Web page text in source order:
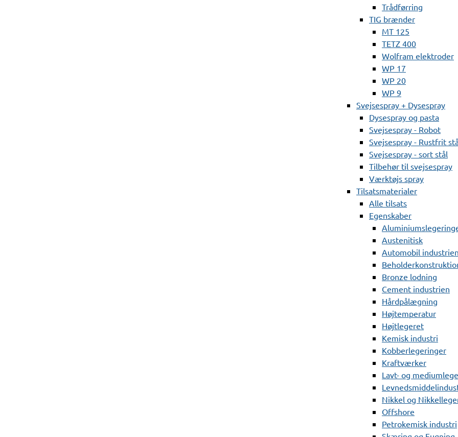
Trådførring
TIG brænder
MT 125
TETZ 400
Wolfram elektroder
WP 17
WP 20
WP 9
Svejsespray + Dysespray
Dysespray og pasta
Svejsespray - Robot
Svejsespray - Rustfrit
Svejsespray - sort stål
Tilbehør til svejsespray
Værktøjs spray
Tilsatsmaterialer
Alle tilsats
Egenskaber
Austenitisk
Automobil industrien
Bronze lodning
Cement industrien
Hårdpålægning
Højtemperatur
Højtlegeret
Kemisk industri
Kobberlegeringer
Kraftværker
Lavt- og
Nikkel og
Offshore
Petrokemisk industri